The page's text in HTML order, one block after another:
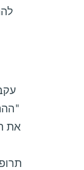
את